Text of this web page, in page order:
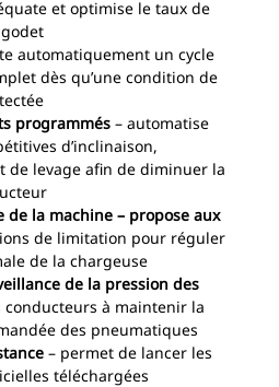
et optimise le taux de
automatiquement un cycle
dès qu’une condition de
programmés – automatise
d’inclinaison,
de levage afin de diminuer la
de la machine – propose aux
de limitation pour réguler
de la chargeuse
de la pression des
conducteurs à maintenir la
des pneumatiques
– permet de lancer les
téléchargées